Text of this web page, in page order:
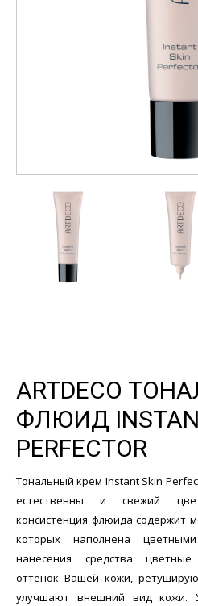
ARTDECO
ФЛЮИД
PERFECTOR
Тональный крем Instant Skin
естественны и свежий
консистенция флюида содержит
которых наполнена
нанесения средства
оттенок Вашей кожи,
улучшают внешний вид кожи.